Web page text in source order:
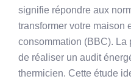
signifie répondre aux
transformer votre maison
consommation (BBC). La
de réaliser un audit
thermicien. Cette étude